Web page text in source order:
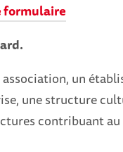
formulaire
un
une structure
contribuant